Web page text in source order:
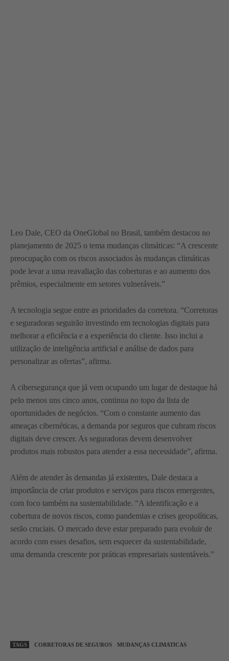
Leo Dale, CEO da OneGlobal no Brasil, também destacou no
planejamento de 2025 o tema mudanças climáticas: “A crescente
preocupação com os riscos associados às mudanças climáticas
pode levar a uma reavaliação das coberturas e ao aumento dos
prêmios, especialmente em setores vulneráveis.”
A tecnologia segue entre as prioridades da corretora. “Corretoras
e seguradoras seguirão investindo em tecnologias digitais para
melhorar a eficiência e a experiência do cliente. Isso inclui a
utilização de inteligência artificial e análise de dados para
personalizar as ofertas”, afirma.
A cibersegurança que já vem ocupando um lugar de destaque há
pelo menos uns cinco anos, continua no topo da lista de
oportunidades de negócios. “Com o constante aumento das
ameaças cibernéticas, a demanda por seguros que cubram riscos
digitais deve crescer. As seguradoras devem desenvolver
produtos mais robustos para atender a essa necessidade”, afirma.
Além de atender às demandas já existentes, Dale destaca a
importância de criar produtos e serviços para riscos emergentes,
com foco também na sustentabilidade. “A identificação e a
cobertura de novos riscos, como pandemias e crises geopolíticas,
serão cruciais. O mercado deve estar preparado para evoluir de
acordo com esses desafios, sem esquecer da sustentabilidade,
uma demanda crescente por práticas empresariais sustentáveis.”
TAGS CORRETORAS DE SEGUROS MUDANÇAS CLIMATICAS